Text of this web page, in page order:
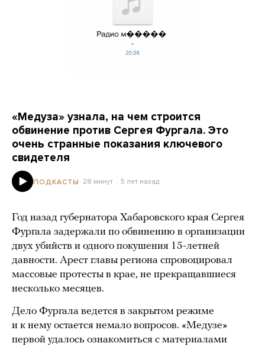
«Медуза» узнала, на чем строится
обвинение против Сергея Фургала. Это
очень странные показания ключевого
свидетеля
ПОДКАСТЫ 28 минут 5 лет назад
Год назад губернатора Хабаровского края Сергея
Фургала задержали по обвинению в организации
двух убийств и одного покушения 15-летней
давности. Арест главы региона спровоцировал
массовые протесты в крае, не прекращавшиеся
несколько месяцев.
Дело Фургала ведется в закрытом режиме
и к нему остается немало вопросов. «Медузе»
первой удалось ознакомиться с материалами